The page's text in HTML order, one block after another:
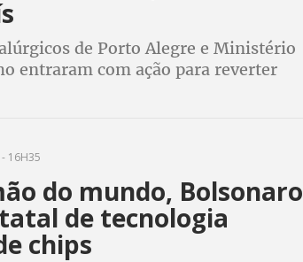
de Porto Alegre e Ministério
entraram com ação para reverter
16H35
do mundo, Bolsonaro
de tecnologia
chips